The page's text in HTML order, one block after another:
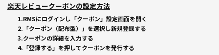
楽天レビュークーポンの設定方法
1.RMSにログインし「クーポン」設定画面を開く
2.「クーポン（配布型）」を選択し新規登録する
3.クーポンの詳細を入力する
4.「登録する」を押してクーポンを発行する